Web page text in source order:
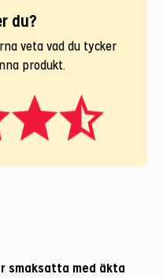
du?
veta vad du tycker
produkt.
smaksatta med äkta